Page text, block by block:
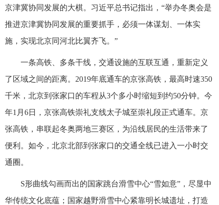
京津冀协同发展的大棋。习近平总书记指出，“举办冬奥会是
推进京津冀协同发展的重要抓手，必须一体谋划、一体实
施，实现北京同河北比翼齐飞。”
一条高铁、多条干线，交通设施的互联互通，重新定义
了区域之间的距离。2019年底通车的京张高铁，最高时速350
千米，北京到张家口的车程从3个多小时缩短到约50分钟。今
年1月6日，京张高铁崇礼支线太子城至崇礼段正式通车。京
张高铁，串联起冬奥两地三赛区，为沿线居民的生活带来了
便利。如今，北京北部到张家口的交通全线已进入一小时交
通圈。
S形曲线勾画而出的国家跳台滑雪中心“雪如意”，尽显中
华传统文化底蕴；国家越野滑雪中心紧靠明长城遗址，打造